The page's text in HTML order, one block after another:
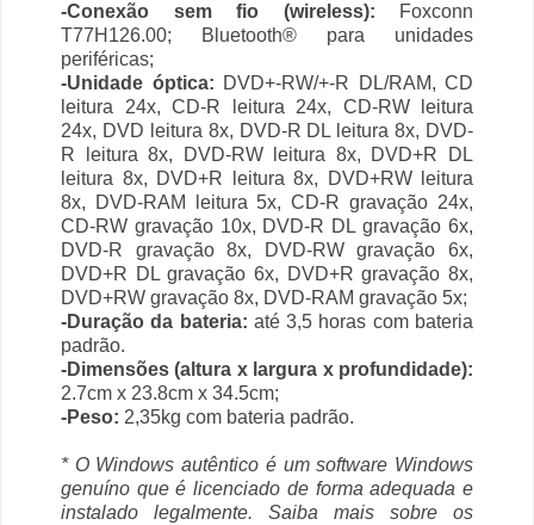
-Conexão sem fio (wireless): Foxconn
T77H126.00; Bluetooth® para unidades
periféricas;
-Unidade óptica: DVD+-RW/+-R DL/RAM, CD
leitura 24x, CD-R leitura 24x, CD-RW leitura
24x, DVD leitura 8x, DVD-R DL leitura 8x, DVD-
R leitura 8x, DVD-RW leitura 8x, DVD+R DL
leitura 8x, DVD+R leitura 8x, DVD+RW leitura
8x, DVD-RAM leitura 5x, CD-R gravação 24x,
CD-RW gravação 10x, DVD-R DL gravação 6x,
DVD-R gravação 8x, DVD-RW gravação 6x,
DVD+R DL gravação 6x, DVD+R gravação 8x,
DVD+RW gravação 8x, DVD-RAM gravação 5x;
-Duração da bateria: até 3,5 horas com bateria
padrão.
-Dimensões (altura x largura x profundidade):
2.7cm x 23.8cm x 34.5cm;
-Peso: 2,35kg com bateria padrão.
* O Windows autêntico é um software Windows
genuíno que é licenciado de forma adequada e
instalado legalmente. Saiba mais sobre os